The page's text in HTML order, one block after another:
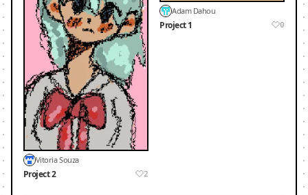
Vitoria Souza
Project 2 2
Adam Dahou
Project 1 0